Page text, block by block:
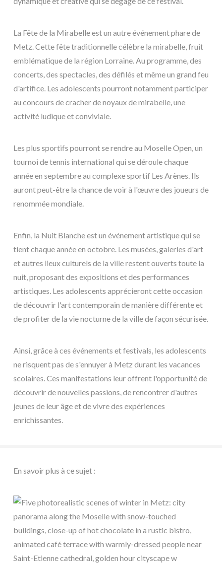
La Fête de la Mirabelle est un autre événement phare de
Metz. Cette fête traditionnelle célèbre la mirabelle, fruit
emblématique de la région Lorraine. Au programme, des
concerts, des spectacles, des défilés et même un grand feu
d'artifice. Les adolescents pourront notamment participer
au concours de cracher de noyaux de mirabelle, une
activité ludique et conviviale.
Les plus sportifs pourront se rendre au Moselle Open, un
tournoi de tennis international qui se déroule chaque
année en septembre au complexe sportif Les Arènes. Ils
auront peut-être la chance de voir à l'œuvre des joueurs de
renommée mondiale.
Enfin, la Nuit Blanche est un événement artistique qui se
tient chaque année en octobre. Les musées, galeries d'art
et autres lieux culturels de la ville restent ouverts toute la
nuit, proposant des expositions et des performances
artistiques. Les adolescents apprécieront cette occasion
de découvrir l'art contemporain de manière différente et
de profiter de la vie nocturne de la ville de façon sécurisée.
Ainsi, grâce à ces événements et festivals, les adolescents
ne risquent pas de s'ennuyer à Metz durant les vacances
scolaires. Ces manifestations leur offrent l'opportunité de
découvrir de nouvelles passions, de rencontrer d'autres
jeunes de leur âge et de vivre des expériences
enrichissantes.
En savoir plus à ce sujet :